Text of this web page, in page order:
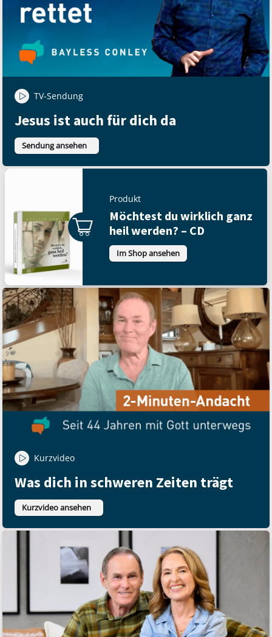
TV-Sendung
Jesus ist auch für dich da
Sendung ansehen
Produkt
Möchtest du wirklich ganz
heil werden? – CD
Im Shop ansehen
Kurzvideo
Was dich in schweren Zeiten trägt
Kurzvideo ansehen